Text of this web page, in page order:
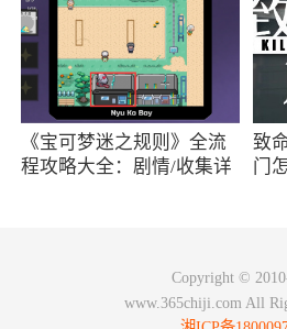
类，最后将每个瓶子倒满并
颜色即可通关
更新日志
在这个奇妙的游戏世界
拥有独特的技能和属性。
游戏中，丰富多样的关
《宝可梦迷之规则》全流
程攻略大全：剧情/收集详
致
门
Copyright ©
www.365chiji.com All